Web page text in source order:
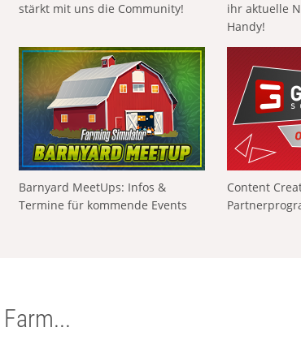
stärkt mit uns die Community!
ihr aktuelle
Handy!
Barnyard MeetUps: Infos &
Termine für kommende Events
Content